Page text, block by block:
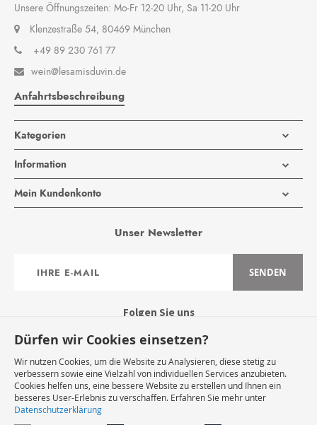
Unsere Öffnungszeiten: Mo-Fr 12-20 Uhr, Sa 11-20 Uhr
Klenzestraße 54, 80469 München
+49 89 230 761 77
 wein@lesamisduvin.de
Anfahrtsbeschreibung
Kategorien
Information
Mein Kundenkonto
Unser Newsletter
zum
SENDEN
Folgen Sie uns
Widerruf Starten
Dürfen wir Cookies einsetzen?
Wir nutzen Cookies, um die Website zu Analysieren, diese stetig zu
verbessern sowie eine Vielzahl von individuellen Services anzubieten.
Cookies helfen uns, eine bessere Website zu erstellen und Ihnen ein
besseres User-Erlebnis zu verschaffen. Erfahren Sie mehr unter
Datenschutzerklärung